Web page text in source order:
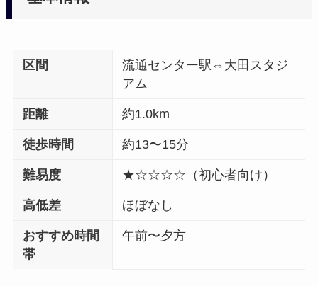
区間
流通センター駅⇔大田スタジ
アム
距離 約1.0km
徒歩時間 約13〜15分
難易度 ★☆☆☆☆（初心者向け）
高低差 ほぼなし
おすすめ時間
帯
午前〜夕方